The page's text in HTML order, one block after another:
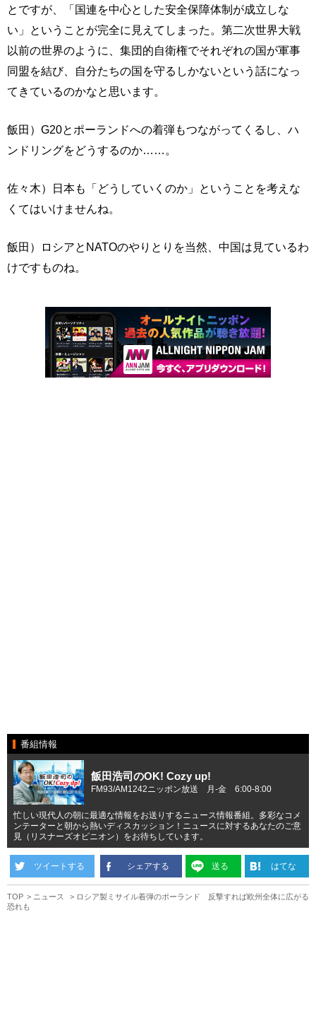
とですが、「国連を中心とした安全保障体制が成立しな
い」ということが完全に見えてしまった。第二次世界大戦
以前の世界のように、集団的自衛権でそれぞれの国が軍事
同盟を結び、自分たちの国を守るしかないという話になっ
てきているのかなと思います。
飯田）G20とポーランドへの着弾もつながってくるし、ハ
ンドリングをどうするのか……。
佐々木）日本も「どうしていくのか」ということを考えな
くてはいけませんね。
飯田）ロシアとNATOのやりとりを当然、中国は見ているわ
けですものね。
番組情報
飯田浩司のOK! Cozy up!
FM93/AM1242ニッポン放送 月-金 6:00-8:00
忙しい現代人の朝に最適な情報をお送りするニュース情報番組。多彩なコメ
ンテーターと朝から熱いディスカッション！ニュースに対するあなたのご意
見（リスナーズオピニオン）をお待ちしています。
ツイートする シェアする 送る はてな
TOP ニュース
ロシア製ミサイル着弾のポーランド 反撃すれば欧州全体に広がる
恐れも